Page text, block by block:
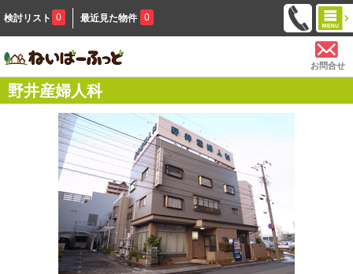
検討リスト 0 最近見た物件 0
お問合せ
野井産婦人科